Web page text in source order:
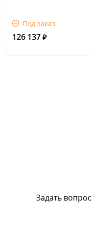
Под заказ
126 137 ₽
Задать вопрос